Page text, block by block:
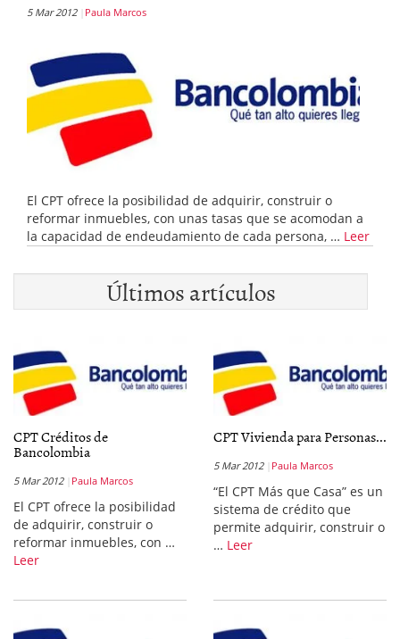
5 Mar 2012 Paula Marcos
El CPT ofrece la posibilidad de adquirir, construir o
reformar inmuebles, con unas tasas que se acomodan a
la capacidad de endeudamiento de cada persona, … Leer
Últimos artículos
CPT Créditos de
Bancolombia
5 Mar 2012 Paula Marcos
El CPT ofrece la posibilidad
de adquirir, construir o
reformar inmuebles, con …
Leer
CPT Vivienda para Personas...
5 Mar 2012 Paula Marcos
“El CPT Más que Casa” es un
sistema de crédito que
permite adquirir, construir o
… Leer